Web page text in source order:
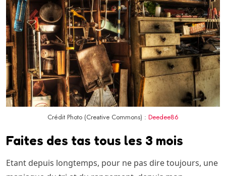
Crédit Photo (Creative Commons) : Deedee86
Faites des tas tous les 3 mois
Etant depuis longtemps, pour ne pas dire toujours, une